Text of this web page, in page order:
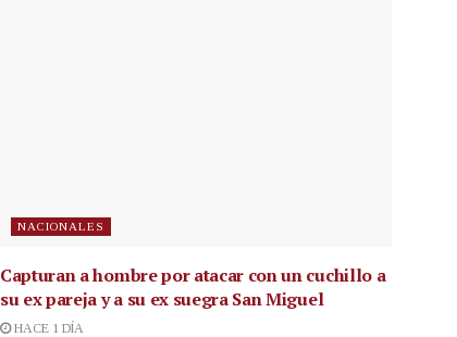
NACIONALES
Capturan a hombre por atacar con un cuchillo a
su ex pareja y a su ex suegra San Miguel
HACE 1 DÍA